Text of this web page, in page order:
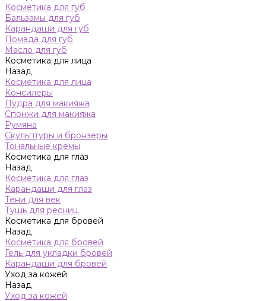
Косметика для губ
Бальзамы для губ
Карандаши для губ
Помада для губ
Масло для губ
Косметика для лица
Назад
Косметика для лица
Консилеры
Пудра для макияжа
Спонжи для макияжа
Румяна
Скульптуры и бронзеры
Тональные кремы
Косметика для глаз
Назад
Косметика для глаз
Карандаши для глаз
Тени для век
Тушь для ресниц
Косметика для бровей
Назад
Косметика для бровей
Гель для укладки бровей
Карандаши для бровей
Уход за кожей
Назад
Уход за кожей